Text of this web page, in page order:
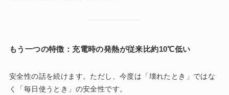
もう一つの特徴：充電時の発熱が従来比約10℃低い
安全性の話を続けます。ただし、今度は「壊れたとき」ではな
く「毎日使うとき」の安全性です。